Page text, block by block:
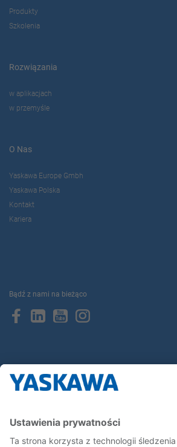
Produkty
Szkolenia
Rozwiązania
w aplikacjach
w przemyśle
O Nas
Yaskawa Europe Gmbh
Yaskawa Polska
Kontakt
Kariera
Bądź z nami na bieżąco
Strona główna
Ogólne warunki dostaw i płatności
Yaskawa Europe GmbH